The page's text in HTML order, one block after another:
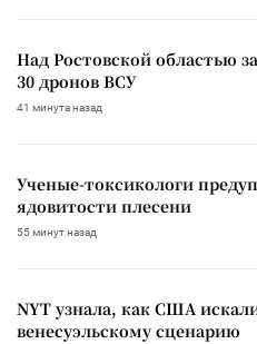
Над Ростовской областью
30 дронов ВСУ
41 минута назад
Ученые-токсикологи
ядовитости плесени
55 минут назад
NYT узнала, как США
венесуэльскому сценарию